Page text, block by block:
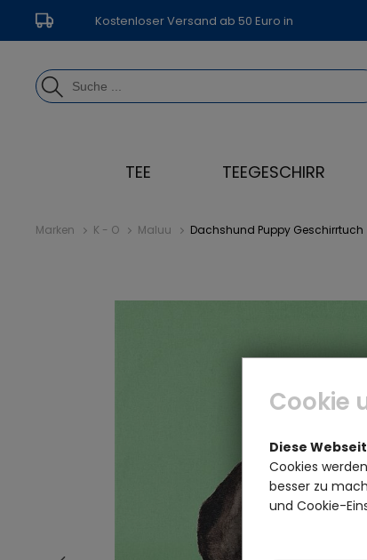
Kostenloser Versand ab 50 Euro in
TEE TEEGESCHIRR
Marken K - O Maluu Dachshund Puppy Geschirrtuch
Cookie
Diese
Cookies
besser zu
und Cookie-